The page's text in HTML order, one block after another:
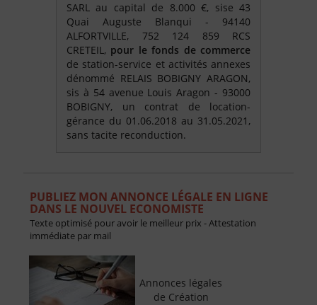
SARL au capital de 8.000 €, sise 43
Quai Auguste Blanqui - 94140
ALFORTVILLE, 752 124 859 RCS
CRETEIL, pour le fonds de commerce
de station-service et activités annexes
dénommé RELAIS BOBIGNY ARAGON,
sis à 54 avenue Louis Aragon - 93000
BOBIGNY, un contrat de location-
gérance du 01.06.2018 au 31.05.2021,
sans tacite reconduction.
PUBLIEZ MON ANNONCE LÉGALE EN LIGNE
DANS LE NOUVEL ECONOMISTE
Texte optimisé pour avoir le meilleur prix - Attestation
immédiate par mail
Annonces légales
de Création